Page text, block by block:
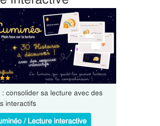
: consolider sa lecture avec des
interactifs
/ Lecture interactive